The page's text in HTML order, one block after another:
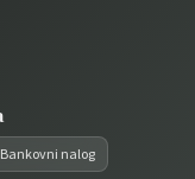
Bankovni nalog